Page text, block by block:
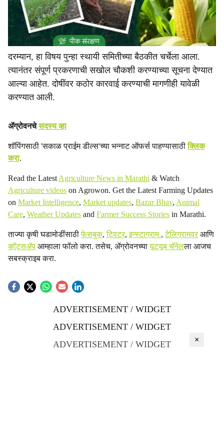
दरम्यान, हा विषय पुन्हा स्थायी समितीच्या बैठकीत चर्चेला आला.
त्यानंतर संपूर्ण प्रकरणाची सखोल चौकशी करण्याच्या सूचना देण्यात
आल्या आहेत. दोषींवर कठोर कारवाई करण्याची मागणीही यावेळी
करण्यात आली.
ॲग्रोवनचेसदस्य व्हा
शॉपिंगसाठी 'सकाळ प्राईम डील्स'च्या भन्नाट ऑफर्स पाहण्यासाठीक्लिक
करा.
Read the Latest Agriculture News in Marathi & Watch
Agriculture videos on Agrowon. Get the Latest Farming Updates
on Market Intelligence, Market updates, Bazar Bhav, Animal
Care, Weather Updates and Farmer Success Stories in Marathi.
ताज्या कृषी घडामोडींसाठीफेसबुक,ट्विटर,इन्स्टाग्राम ,टेलिग्रामवरआणि
व्हॉट्सॲप आम्हाला फॉलो करा. तसेच, ॲग्रोवनच्यायूट्यूब चॅनेलला आजच
सबस्क्राइब करा.
ADVERTISEMENT / WIDGET
ADVERTISEMENT / WIDGET
ADVERTISEMENT / WIDGET
×